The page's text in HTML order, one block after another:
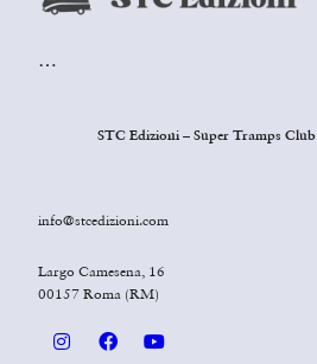
…
STC Edizioni – Super Tramps Club
info@stcedizioni.com
Largo Camesena, 16
00157 Roma (RM)